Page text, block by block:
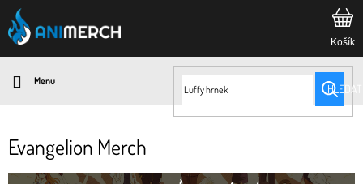
Přejít
na
obsah
HLEDAT
Evangelion Merch